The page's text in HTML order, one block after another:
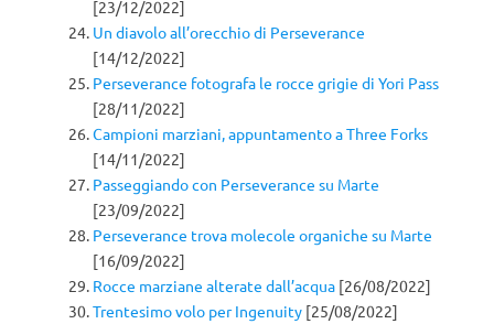
[23/12/2022]
Un diavolo all’orecchio di Perseverance
[14/12/2022]
Perseverance fotografa le rocce grigie di Yori Pass
[28/11/2022]
Campioni marziani, appuntamento a Three Forks
[14/11/2022]
Passeggiando con Perseverance su Marte
[23/09/2022]
Perseverance trova molecole organiche su Marte
[16/09/2022]
Rocce marziane alterate dall’acqua [26/08/2022]
Trentesimo volo per Ingenuity [25/08/2022]